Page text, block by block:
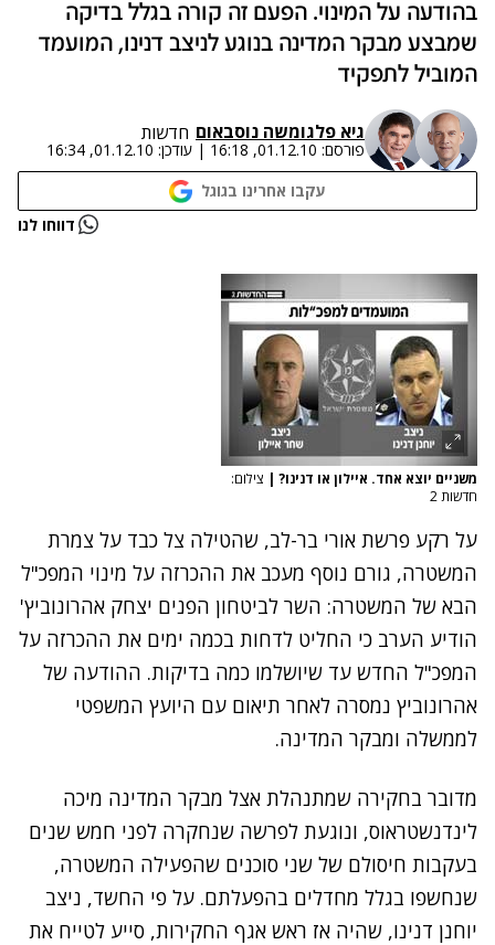
בהודעה על המינוי. הפעם זה קורה בגלל בדיקה
שמבצע מבקר המדינה בנוגע לניצב דנינו, המועמד
המוביל לתפקיד
גיא פלגומשה נוסבאום חדשות
פורסם: 01.12.10, 16:18
| עודכן: 01.12.10, 16:34
עקבו אחרינו בגוגל
נתקלנו בבעיה דווחו לנו
משניים יוצא אחד. איילון או דנינו? | צילום:
חדשות 2
על רקע פרשת אורי בר-לב, שהטילה צל כבד על צמרת
המשטרה, גורם נוסף מעכב את ההכרזה על מינוי המפכ"ל
הבא של המשטרה: השר לביטחון הפנים יצחק אהרונוביץ'
הודיע הערב כי החליט לדחות בכמה ימים את ההכרזה על
המפכ"ל החדש עד שיושלמו כמה בדיקות. ההודעה של
אהרונוביץ נמסרה לאחר תיאום עם היועץ המשפטי
לממשלה ומבקר המדינה.
מדובר בחקירה שמתנהלת אצל מבקר המדינה מיכה
לינדנשטראוס, ונוגעת לפרשה שנחקרה לפני חמש שנים
בעקבות חיסולם של שני סוכנים שהפעילה המשטרה,
שנחשפו בגלל מחדלים בהפעלתם. על פי החשד, ניצב
יוחנן דנינו, שהיה אז ראש אגף החקירות, סייע לטייח את